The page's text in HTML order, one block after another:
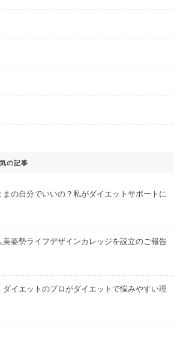
の記事
まの自分でいいの？私がダイエットサポートに
美姿勢ライフデザインカレッジを設立のご報告
ダイエットのプロがダイエットで悩みやすい理